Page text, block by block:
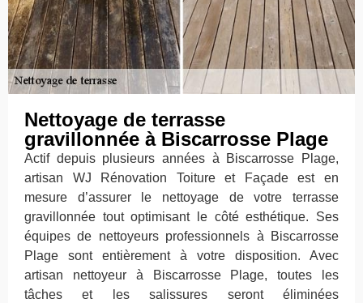
Nettoyage de terrasse
gravillonnée à Biscarrosse Plage
Actif depuis plusieurs années à Biscarrosse Plage,
artisan WJ Rénovation Toiture et Façade est en
mesure d’assurer le nettoyage de votre terrasse
gravillonnée tout optimisant le côté esthétique. Ses
équipes de nettoyeurs professionnels à Biscarrosse
Plage sont entièrement à votre disposition. Avec
artisan nettoyeur à Biscarrosse Plage, toutes les
tâches et les salissures seront éliminées